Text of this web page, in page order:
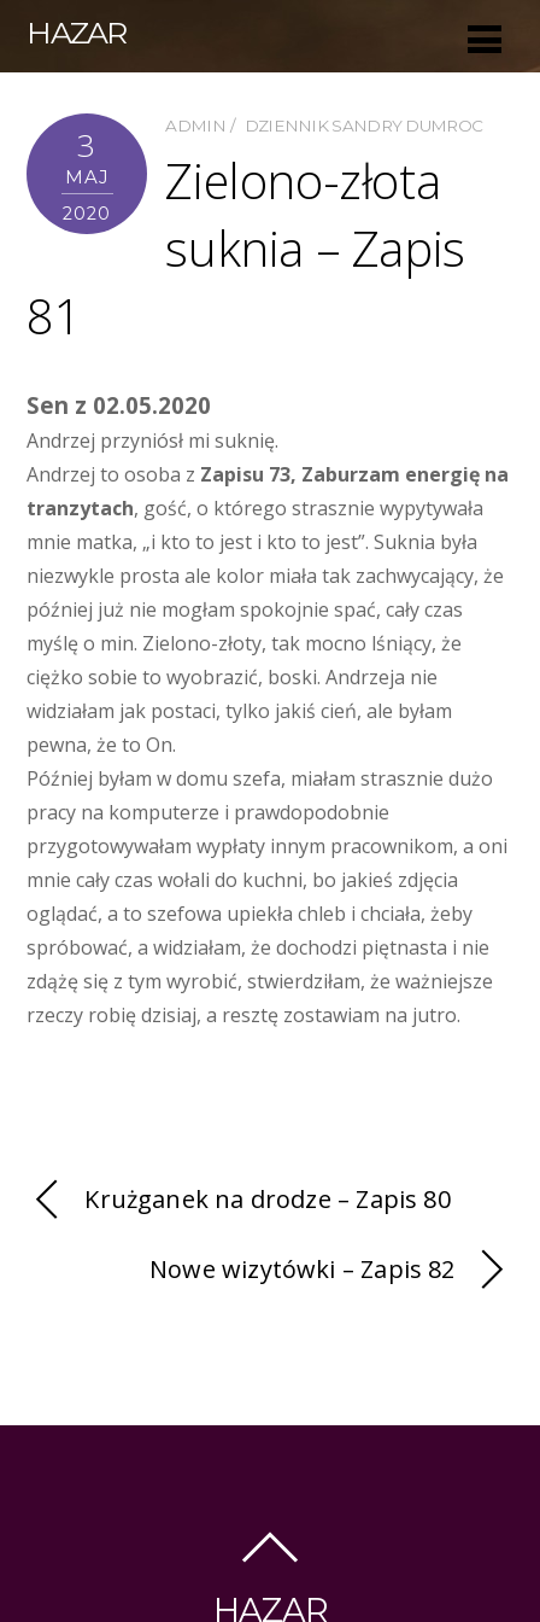
HAZAR
3
MAJ
2020
ADMIN DZIENNIK SANDRY DUMROC
Zielono-złota
suknia – Zapis
81
Sen z 02.05.2020
Andrzej przyniósł mi suknię.
Andrzej to osoba z Zapisu 73, Zaburzam energię na
tranzytach, gość, o którego strasznie wypytywała
mnie matka, „i kto to jest i kto to jest”. Suknia była
niezwykle prosta ale kolor miała tak zachwycający, że
później już nie mogłam spokojnie spać, cały czas
myślę o min. Zielono-złoty, tak mocno lśniący, że
ciężko sobie to wyobrazić, boski. Andrzeja nie
widziałam jak postaci, tylko jakiś cień, ale byłam
pewna, że to On.
Później byłam w domu szefa, miałam strasznie dużo
pracy na komputerze i prawdopodobnie
przygotowywałam wypłaty innym pracownikom, a oni
mnie cały czas wołali do kuchni, bo jakieś zdjęcia
oglądać, a to szefowa upiekła chleb i chciała, żeby
spróbować, a widziałam, że dochodzi piętnasta i nie
zdążę się z tym wyrobić, stwierdziłam, że ważniejsze
rzeczy robię dzisiaj, a resztę zostawiam na jutro.
Krużganek na drodze – Zapis 80
Nowe wizytówki – Zapis 82
HAZAR